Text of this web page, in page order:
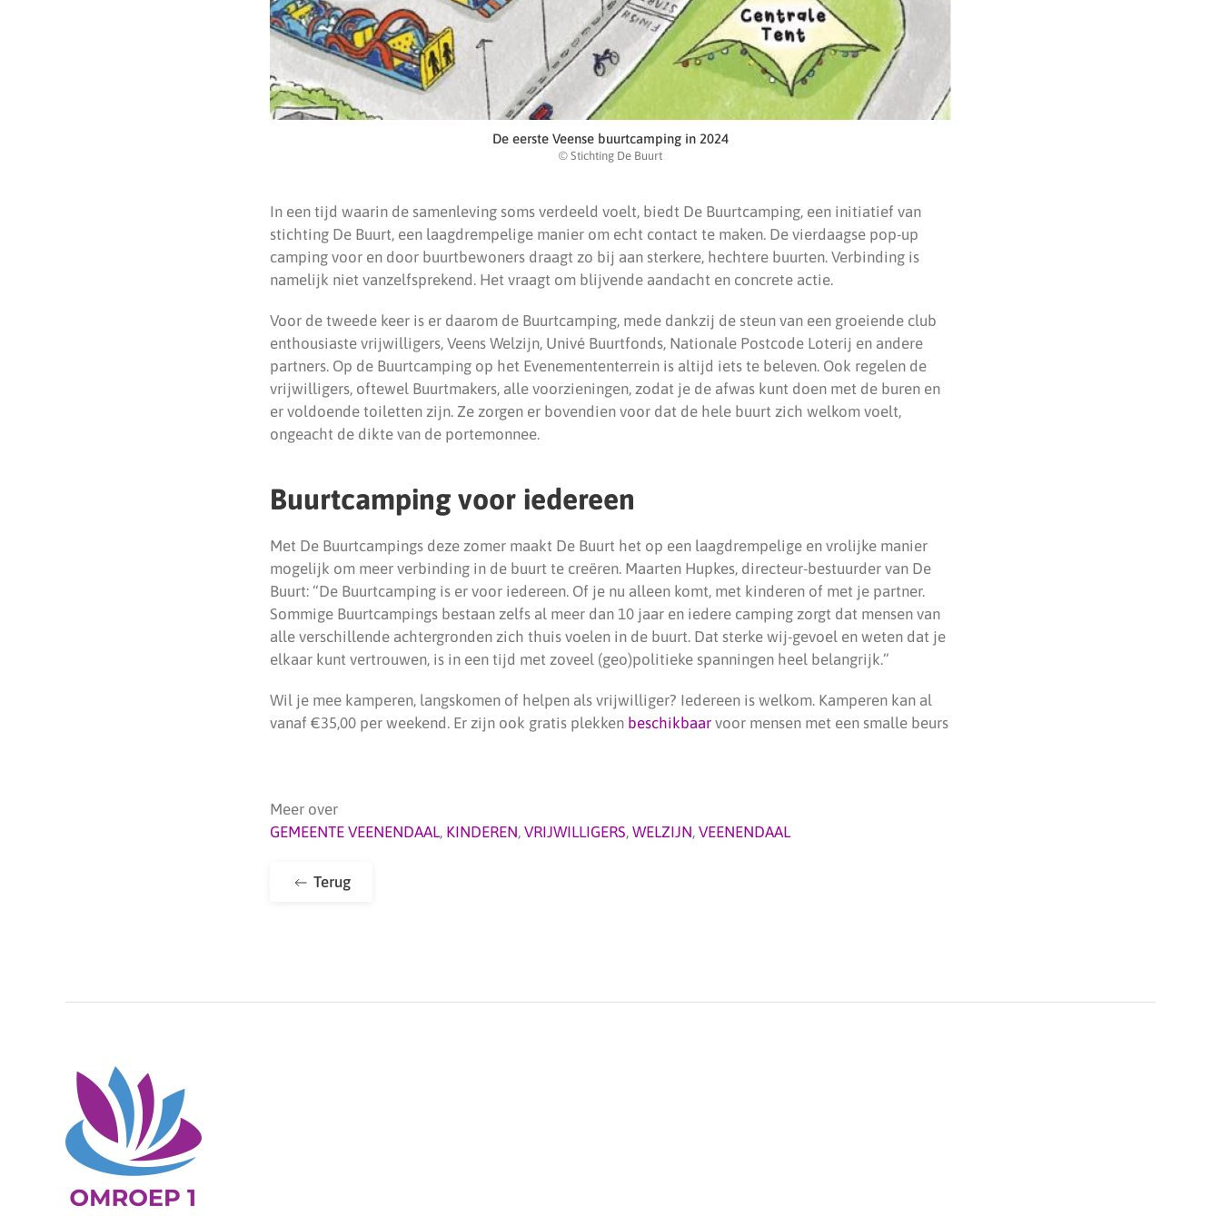
De eerste Veense buurtcamping in 2024
© Stichting De Buurt
In een tijd waarin de samenleving soms verdeeld voelt, biedt De Buurtcamping, een initiatief van
stichting De Buurt, een laagdrempelige manier om echt contact te maken. De vierdaagse pop-up
camping voor en door buurtbewoners draagt zo bij aan sterkere, hechtere buurten. Verbinding is
namelijk niet vanzelfsprekend. Het vraagt om blijvende aandacht en concrete actie.
Voor de tweede keer is er daarom de Buurtcamping, mede dankzij de steun van een groeiende club
enthousiaste vrijwilligers, Veens Welzijn, Univé Buurtfonds, Nationale Postcode Loterij en andere
partners. Op de Buurtcamping op het Evenemententerrein is altijd iets te beleven. Ook regelen de
vrijwilligers, oftewel Buurtmakers, alle voorzieningen, zodat je de afwas kunt doen met de buren en
er voldoende toiletten zijn. Ze zorgen er bovendien voor dat de hele buurt zich welkom voelt,
ongeacht de dikte van de portemonnee.
Buurtcamping voor iedereen
Met De Buurtcampings deze zomer maakt De Buurt het op een laagdrempelige en vrolijke manier
mogelijk om meer verbinding in de buurt te creëren. Maarten Hupkes, directeur-bestuurder van De
Buurt: “De Buurtcamping is er voor iedereen. Of je nu alleen komt, met kinderen of met je partner.
Sommige Buurtcampings bestaan zelfs al meer dan 10 jaar en iedere camping zorgt dat mensen van
alle verschillende achtergronden zich thuis voelen in de buurt. Dat sterke wij-gevoel en weten dat je
elkaar kunt vertrouwen, is in een tijd met zoveel (geo)politieke spanningen heel belangrijk.”
Wil je mee kamperen, langskomen of helpen als vrijwilliger? Iedereen is welkom. Kamperen kan al
vanaf €35,00 per weekend. Er zijn ook gratis plekken beschikbaar voor mensen met een smalle beurs
Meer over
GEMEENTE VEENENDAAL, KINDEREN, VRIJWILLIGERS, WELZIJN, VEENENDAAL
Terug